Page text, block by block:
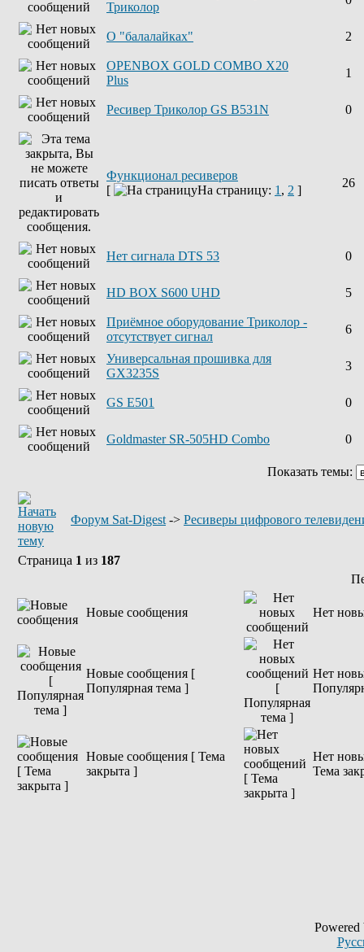
Триколор
О "балалайках" 2
OPENBOX GOLD COMBO X20
Plus
1
Ресивер Триколор GS B531N 0
Функционал ресиверов
[
На страницу: 1 , 2 ]
26
Нет сигнала DTS 53 0
HD BOX S600 UHD 5
Приёмное оборудование Триколор -
отсутствует сигнал
6
Универсальная прошивка для
GX3235S
3
GS E501 0
Goldmaster SR-505HD Combo 0
Показать темы:
Форум Sat-Digest -> Ресиверы цифрового
Страница 1 из 187
Новые сообщения Нет
Новые сообщения [
Популярная тема ]
Нет
Новые сообщения [ Тема
закрыта ]
Нет
Тема